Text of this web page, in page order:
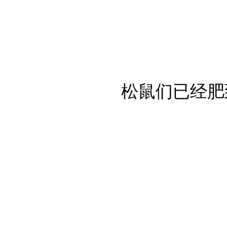
松鼠们已经肥